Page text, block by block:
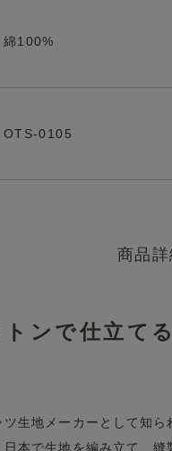
綿100%
OTS-0105
商品詳
ンで仕立て
ツ生地メーカーとして知
本で生地を編み立て、